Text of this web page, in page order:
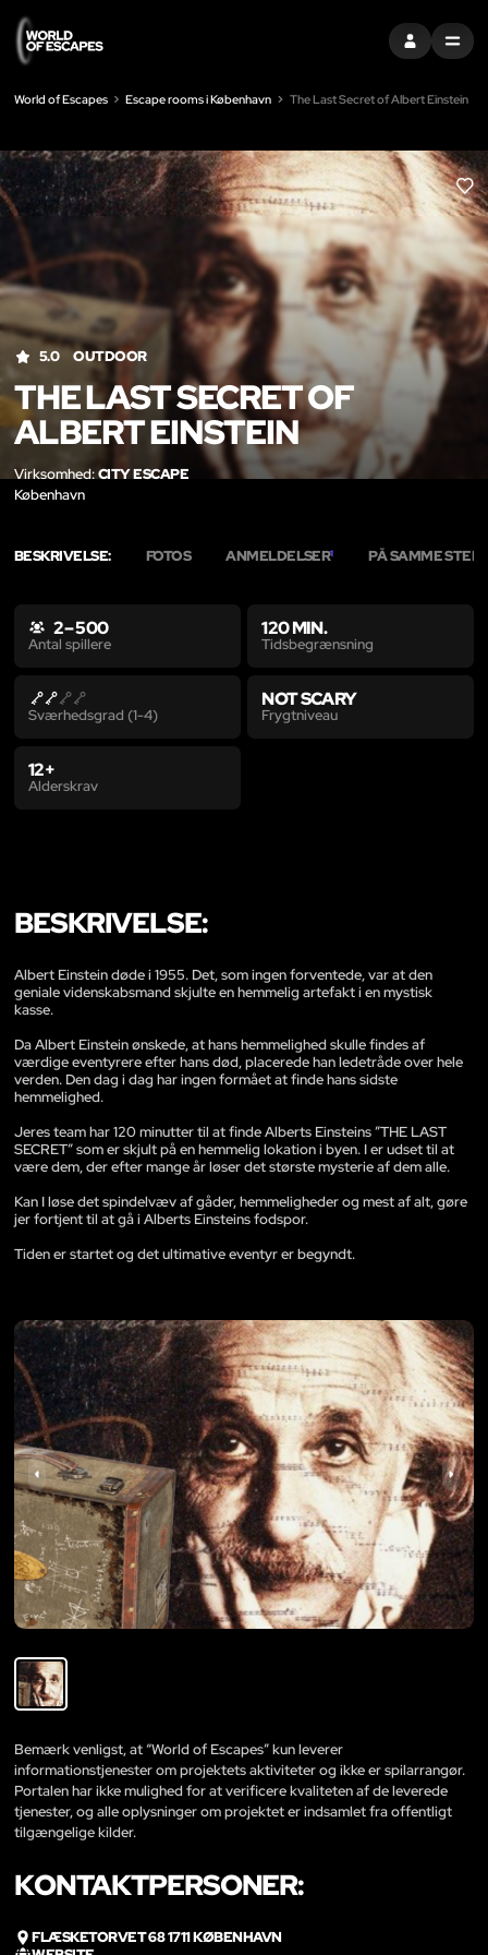
LOG INDMENU
World of Escapes Escape rooms i København The Last Secret of Albert Einstein
LIKE
5.0 OUTDOOR
THE LAST SECRET OF
ALBERT EINSTEIN
Virksomhed:CITY ESCAPE
København
BESKRIVELSE: FOTOS ANMELDELSER1 PÅ SAMME STED
2 – 500
Antal spillere
120 MIN.
Tidsbegrænsning
Sværhedsgrad (1-4)
NOT SCARY
Frygtniveau
12+
Alderskrav
BESKRIVELSE:
Albert Einstein døde i 1955. Det, som ingen forventede, var at den
geniale videnskabsmand skjulte en hemmelig artefakt i en mystisk
kasse.
Da Albert Einstein ønskede, at hans hemmelighed skulle findes af
værdige eventyrere efter hans død, placerede han ledetråde over hele
verden. Den dag i dag har ingen formået at finde hans sidste
hemmelighed.
Jeres team har 120 minutter til at finde Alberts Einsteins ”THE LAST
SECRET” som er skjult på en hemmelig lokation i byen. I er udset til at
være dem, der efter mange år løser det største mysterie af dem alle.
Kan I løse det spindelvæv af gåder, hemmeligheder og mest af alt, gøre
jer fortjent til at gå i Alberts Einsteins fodspor.
Tiden er startet og det ultimative eventyr er begyndt.
Bemærk venligst, at “World of Escapes” kun leverer
informationstjenester om projektets aktiviteter og ikke er spilarrangør.
Portalen har ikke mulighed for at verificere kvaliteten af de leverede
tjenester, og alle oplysninger om projektet er indsamlet fra offentligt
tilgængelige kilder.
KONTAKTPERSONER:
FLÆSKETORVET 68 1711 KØBENHAVN